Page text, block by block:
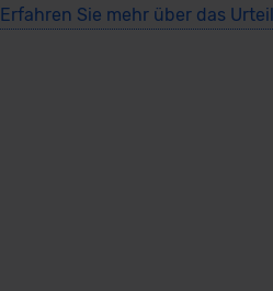
Erfahren Sie mehr über das